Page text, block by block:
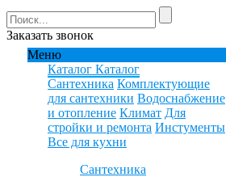
Заказать звонок
Меню
Каталог Каталог
Сантехника Комплектующие
для сантехники Водоснабжение
и отопление Климат Для
стройки и ремонта Инстументы
Все для кухни
Сантехника